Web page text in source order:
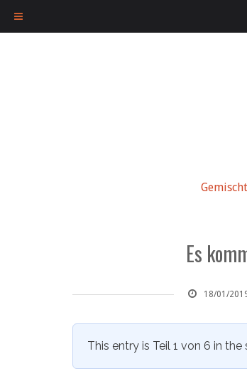
Gemischt
Es
18/01/
This entry is Teil 1 von 6 in the